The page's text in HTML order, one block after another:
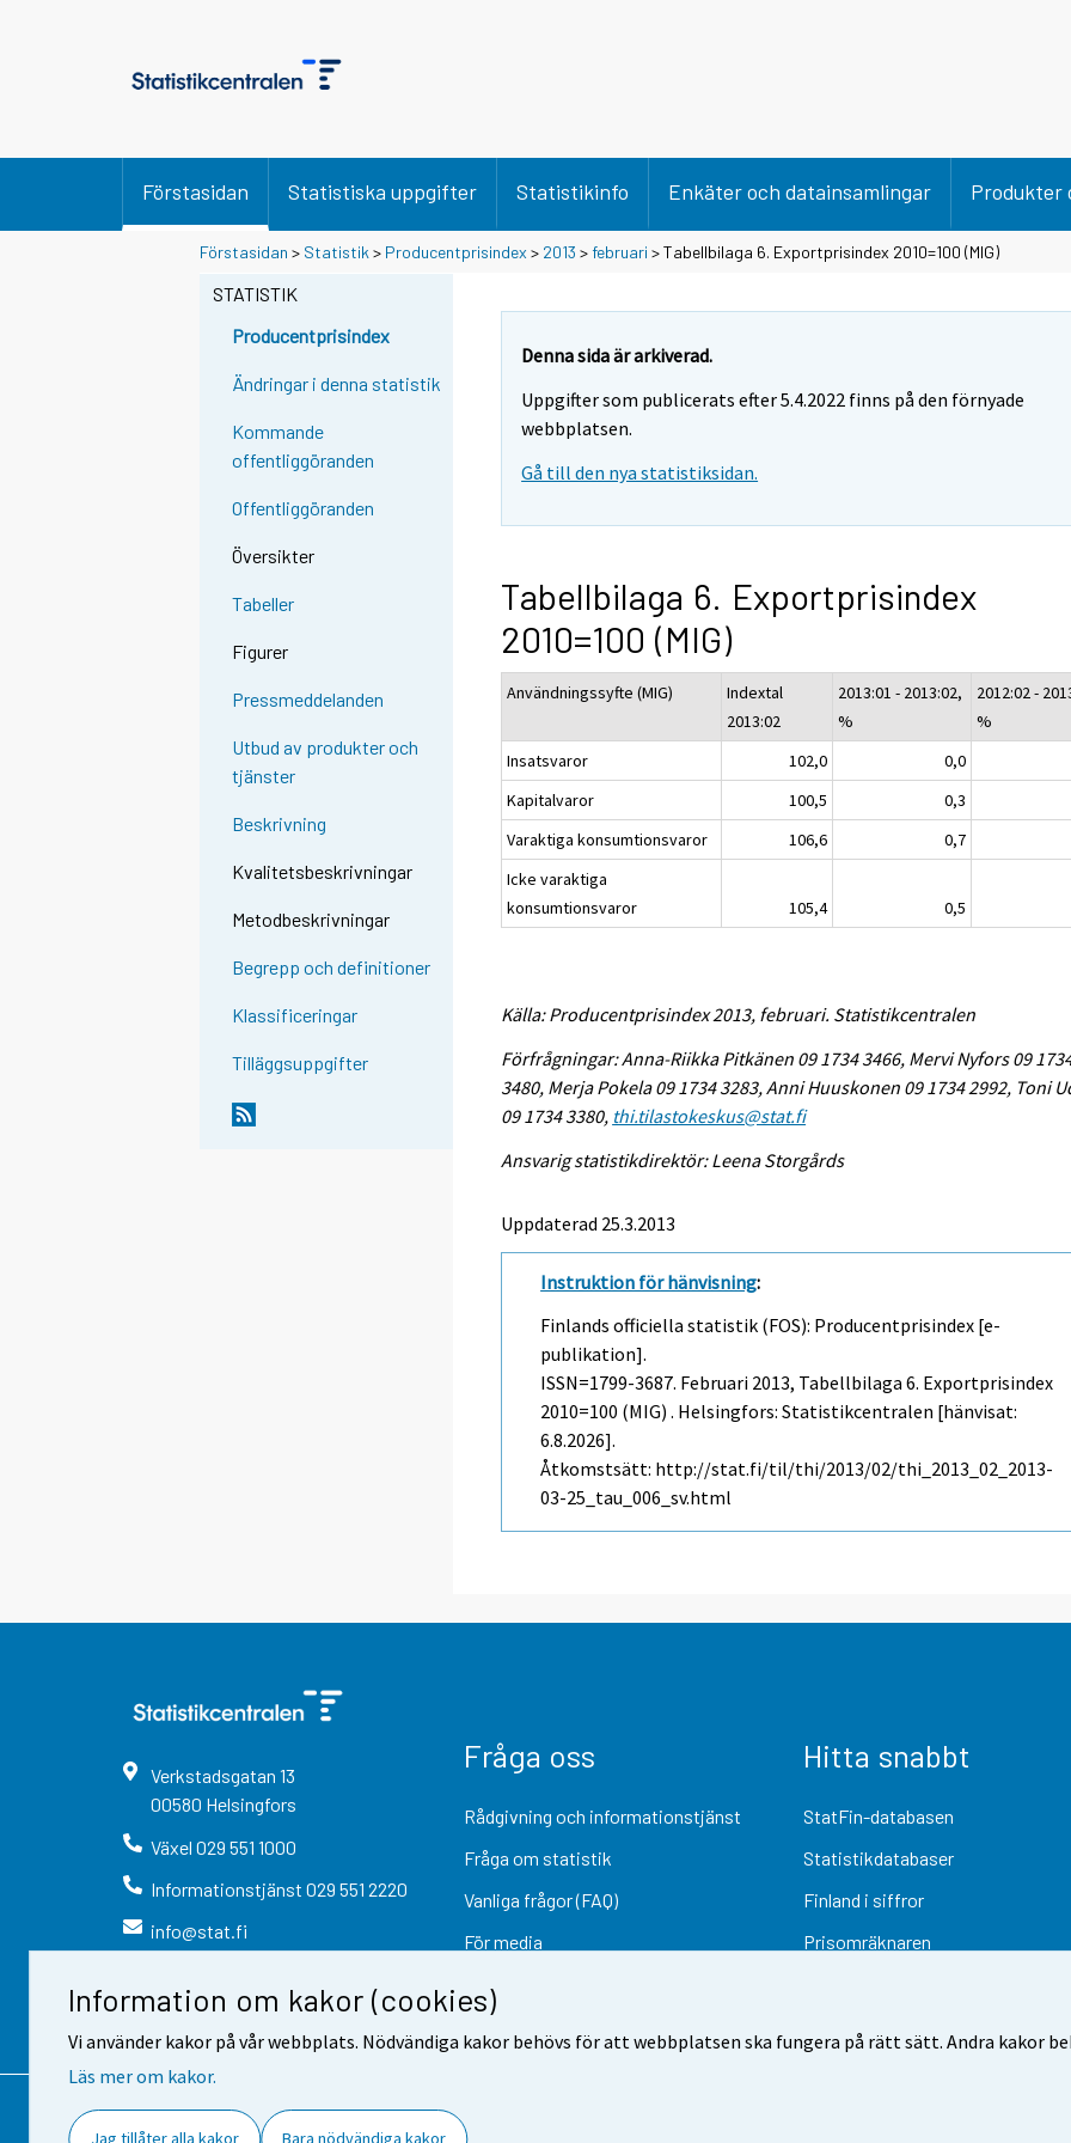
Information om kakor (cookies)
Vi använder kakor på vår webbplats. Nödvändiga kakor behövs för att webbplatsen ska fungera på rätt sätt. Andra kakor
Läs mer om kakor.
Jag tillåter alla kakor Bara nödvändiga kakor
Förstasidan Statistiska uppgifter Statistikinfo Enkäter och datainsamlingar Produkter
Förstasidan > Statistik > Producentprisindex > 2013 >februari > Tabellbilaga 6. Exportprisindex 2010=100 (MIG)
STATISTIK
Producentprisindex
Ändringar i denna statistik
Kommande
offentliggöranden
Offentliggöranden
Översikter
Tabeller
Figurer
Pressmeddelanden
Utbud av produkter och
tjänster
Beskrivning
Kvalitetsbeskrivningar
Metodbeskrivningar
Begrepp och definitioner
Klassificeringar
Tilläggsuppgifter
Denna sida är arkiverad.
Uppgifter som publicerats efter 5.4.2022 finns på den förnyade
webbplatsen.
Gå till den nya statistiksidan.
Tabellbilaga 6. Exportprisindex
2010=100 (MIG)
Användningssyfte (MIG)
Indextal
2013:02
2013:01 - 2013:02,
%
2012:02 -
%
Insatsvaror
102,0
0,0
Kapitalvaror
100,5
0,3
Varaktiga konsumtionsvaror
106,6
0,7
Icke varaktiga
konsumtionsvaror
105,4 0,5
Källa: Producentprisindex 2013, februari. Statistikcentralen
Förfrågningar: Anna-Riikka Pitkänen 09 1734 3466, Mervi Nyfors 09
3480, Merja Pokela 09 1734 3283, Anni Huuskonen 09 1734 2992, Toni
09 1734 3380, thi.tilastokeskus@stat.fi
Ansvarig statistikdirektör: Leena Storgårds
Uppdaterad 25.3.2013
Instruktion för hänvisning:
Finlands officiella statistik (FOS): Producentprisindex [e-
publikation].
ISSN=1799-3687. Februari 2013, Tabellbilaga 6. Exportprisindex
2010=100 (MIG) . Helsingfors: Statistikcentralen [hänvisat:
6.8.2026].
Åtkomstsätt: http://stat.fi/til/thi/2013/02/thi_2013_02_2013-
03-25_tau_006_sv.html
Verkstadsgatan 13
00580 Helsingfors
Växel 029 551 1000
Informationstjänst 029 551 2220
info@stat.fi
Fråga oss
Rådgivning och informationstjänst
Fråga om statistik
Vanliga frågor (FAQ)
För media
Hitta snabbt
StatFin-databasen
Statistikdatabaser
Finland i siffror
Prisomräknaren
Kontaktinformation Respons